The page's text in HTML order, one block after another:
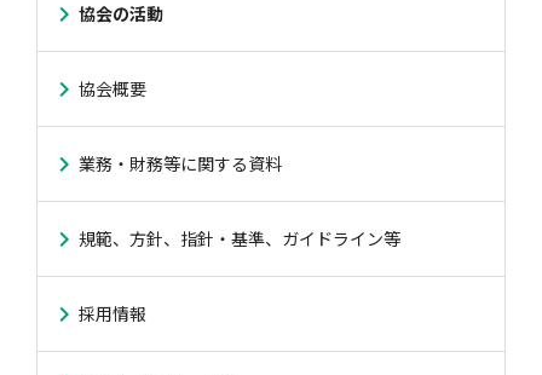
協会の活動
協会概要
業務・財務等に関する資料
規範、方針、指針・基準、ガイドライン等
採用情報